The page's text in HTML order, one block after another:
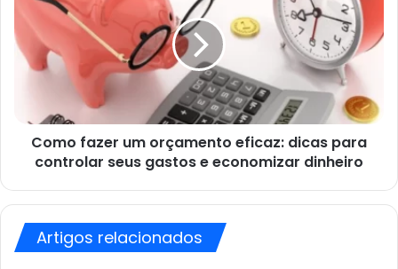
pode
lhe
espaço
que
orçamento
eficaz:
dicas
seus
gastos
Como fazer um orçamento eficaz: dicas para
controlar seus gastos e economizar dinheiro
Artigos relacionados